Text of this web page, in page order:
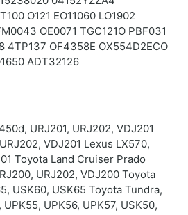
O121 EO11060 LO1902
OE0071 TGC121O PBF031
4TP137 OF4358E OX554D2ECO
ADT32126
URJ201, URJ202, VDJ201
VDJ201 Lexus LX570,
Toyota Land Cruiser Prado
URJ202, VDJ200 Toyota
USK60, USK65 Toyota Tundra,
UPK56, UPK57, USK50,